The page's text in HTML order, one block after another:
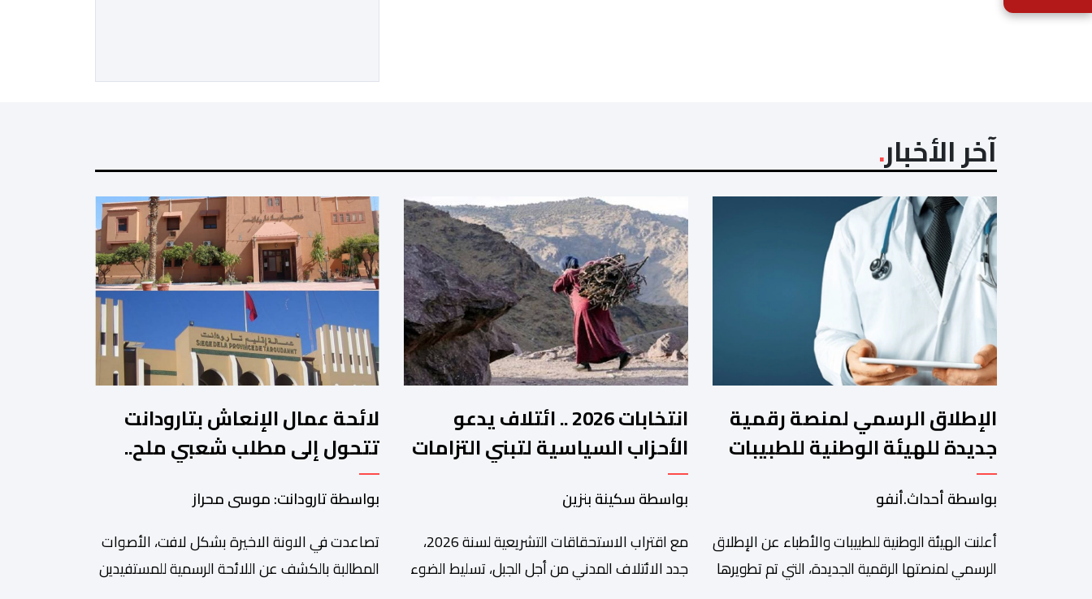
التواصل الاجتماعي، وسط دعوات
الكبير بن طوطو، ثم شخص اخر […]
آخر الأخبار
الإطلاق الرسمي لمنصة رقمية
جديدة للهيئة الوطنية للطبيبات
والأطباء
بواسطة أحداث.أنفو
أعلنت الهيئة الوطنية للطبيبات والأطباء عن الإطلاق
الرسمي لمنصتها الرقمية الجديدة، التي تم تطويرها
انتخابات 2026 .. ائتلاف يدعو
الأحزاب السياسية لتبني التزامات
واضحة تجاه المناطق الجبلية
بواسطة سكينة بنزين
مع اقتراب الاستحقاقات التشريعية لسنة 2026،
جدد الائتلاف المدني من أجل الجبل، تسليط الضوء
لائحة عمال الإنعاش بتارودانت
تتحول إلى مطلب شعبي ملح..
فمن يجيب؟.
بواسطة تارودانت: موسى محراز
تصاعدت في الاونة الاخيرة بشكل لافت، الأصوات
المطالبة بالكشف عن اللائحة الرسمية للمستفيدين